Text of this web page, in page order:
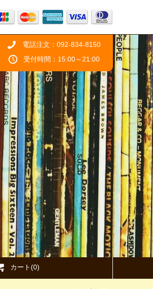
電話注文：092-834-8150
受付時間：15:00～21:00
カート(0)